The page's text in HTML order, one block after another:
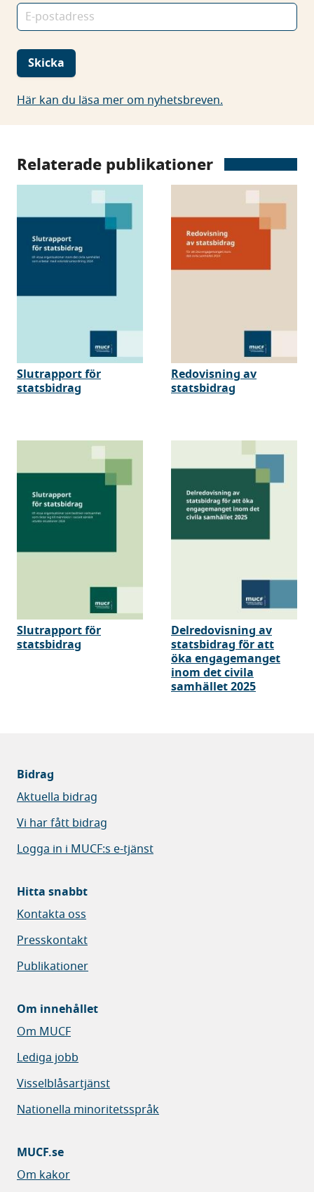
E-
postadress
Skicka
Här kan du läsa mer om nyhetsbreven.
Relaterade publikationer
Slutrapport för
statsbidrag
Redovisning av
statsbidrag
Slutrapport för
statsbidrag
Delredovisning av
statsbidrag för att
öka engagemanget
inom det civila
samhället 2025
Bidrag
Aktuella bidrag
Vi har fått bidrag
Logga in i MUCF:s e-tjänst
Hitta snabbt
Kontakta oss
Presskontakt
Publikationer
Om innehållet
Om MUCF
Lediga jobb
Visselblåsartjänst
Nationella minoritetsspråk
MUCF.se
Om kakor